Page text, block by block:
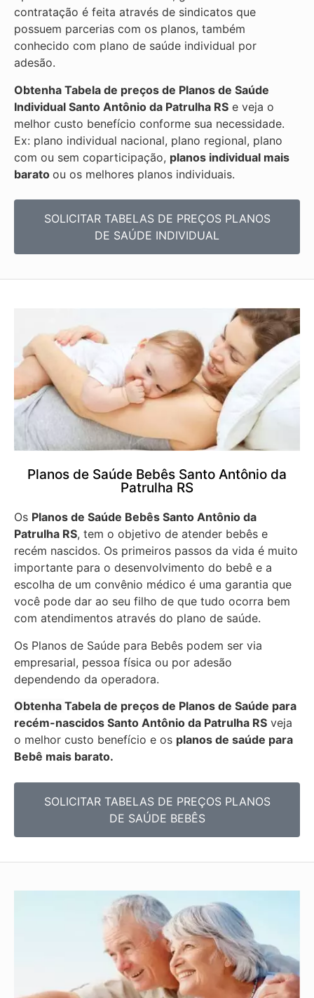
contratação é feita através de sindicatos que
possuem parcerias com os planos, também
conhecido com plano de saúde individual por
adesão.
Obtenha Tabela de preços de Planos de Saúde
Individual Santo Antônio da Patrulha RS e veja o
melhor custo benefício conforme sua necessidade.
Ex: plano individual nacional, plano regional, plano
com ou sem coparticipação, planos individual mais
barato ou os melhores planos individuais.
SOLICITAR TABELAS DE PREÇOS PLANOS
DE SAÚDE INDIVIDUAL
Planos de Saúde Bebês Santo Antônio da
Patrulha RS
Os Planos de Saúde Bebês Santo Antônio da
Patrulha RS, tem o objetivo de atender bebês e
recém nascidos. Os primeiros passos da vida é muito
importante para o desenvolvimento do bebê e a
escolha de um convênio médico é uma garantia que
você pode dar ao seu filho de que tudo ocorra bem
com atendimentos através do plano de saúde.
Os Planos de Saúde para Bebês podem ser via
empresarial, pessoa física ou por adesão
dependendo da operadora.
Obtenha Tabela de preços de Planos de Saúde para
recém-nascidos Santo Antônio da Patrulha RS veja
o melhor custo benefício e os planos de saúde para
Bebê mais barato.
SOLICITAR TABELAS DE PREÇOS PLANOS
DE SAÚDE BEBÊS